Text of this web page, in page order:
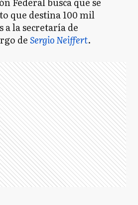
que destina 100 mil
a la secretaría de
deSergio Neiffert.